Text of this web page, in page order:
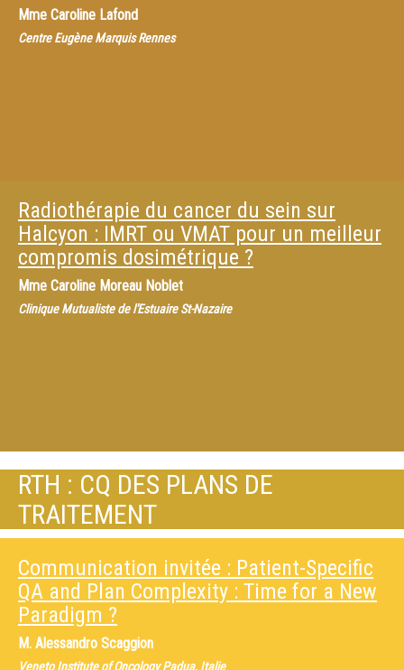
Mme Caroline Lafond
Centre Eugène Marquis Rennes
Radiothérapie du cancer du sein sur
Halcyon : IMRT ou VMAT pour un meilleur
compromis dosimétrique ?
Mme Caroline Moreau Noblet
Clinique Mutualiste de l'Estuaire St-Nazaire
RTH : CQ DES PLANS DE
TRAITEMENT
Communication invitée : Patient-Specific
QA and Plan Complexity : Time for a New
Paradigm ?
M. Alessandro Scaggion
Veneto Institute of Oncology Padua, Italie